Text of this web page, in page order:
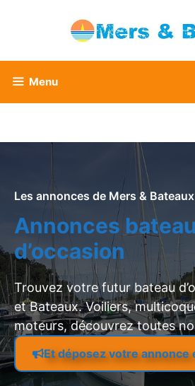
Menu
Les annonces de Mers & Bateaux
Annonces
d’occasion
Trouvez votre futur bateau
et Bateaux. Voiliers,
moteurs, découvrez toutes
Et déposez votre annonce